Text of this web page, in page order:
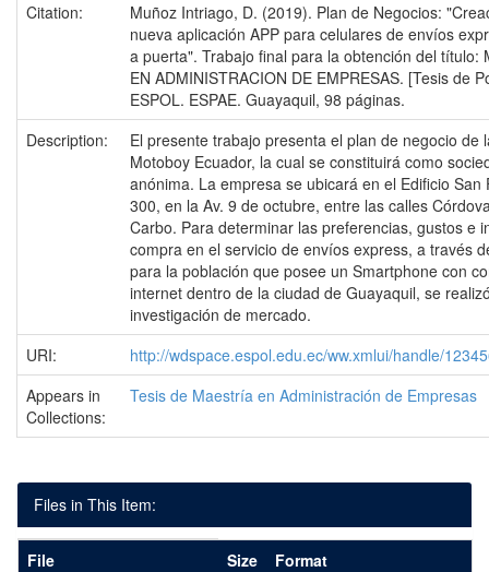
Citation:
Muñoz Intriago, D. (2019). Plan de Negocios:
nueva aplicación APP para celulares de envíos
a puerta". Trabajo final para la obtención del título:
EN ADMINISTRACION DE EMPRESAS. [Tesis de
ESPOL. ESPAE. Guayaquil, 98 páginas.
Description:
El presente trabajo presenta el plan de negocio de
Motoboy Ecuador, la cual se constituirá como
anónima. La empresa se ubicará en el Edificio San
300, en la Av. 9 de octubre, entre las calles
Carbo. Para determinar las preferencias, gustos e
compra en el servicio de envíos express, a través
para la población que posee un Smartphone con
internet dentro de la ciudad de Guayaquil, se
investigación de mercado.
URI:
http://wdspace.espol.edu.ec/ww.xmlui/handle/
Appears in
Collections:
Tesis de Maestría en Administración de Empresas
Files in This Item:
File Size
Format